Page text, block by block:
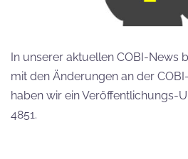
In unserer aktuellen COBI-News
mit den Änderungen an der
haben wir ein Veröffentlichungs-
4851.